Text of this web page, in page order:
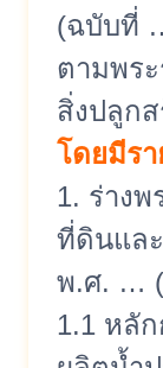
(ฉบับที่
ตามพร
สิ่งปลูกส
โดยมีร
1. ร่าง
ที่ดินแล
พ.ศ. … (
1.1 หลั